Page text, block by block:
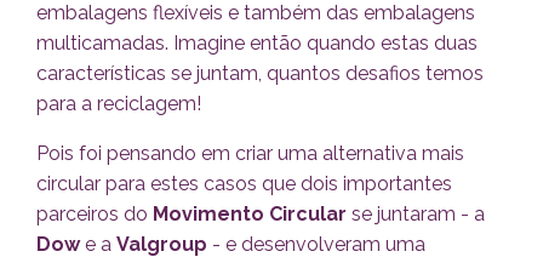
embalagens flexíveis e também das embalagens
multicamadas. Imagine então quando estas duas
características se juntam, quantos desafios temos
para a reciclagem!
Pois foi pensando em criar uma alternativa mais
circular para estes casos que dois importantes
parceiros do Movimento Circular se juntaram - a
Dowe a Valgroup - e desenvolveram uma